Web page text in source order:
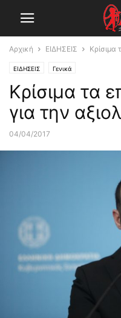
Αρχική ΕΙΔΗΣΕΙΣ Κρίσιμα
ΕΙΔΗΣΕΙΣ Γενικά
Κρίσιμα τα
για την
04/04/2017